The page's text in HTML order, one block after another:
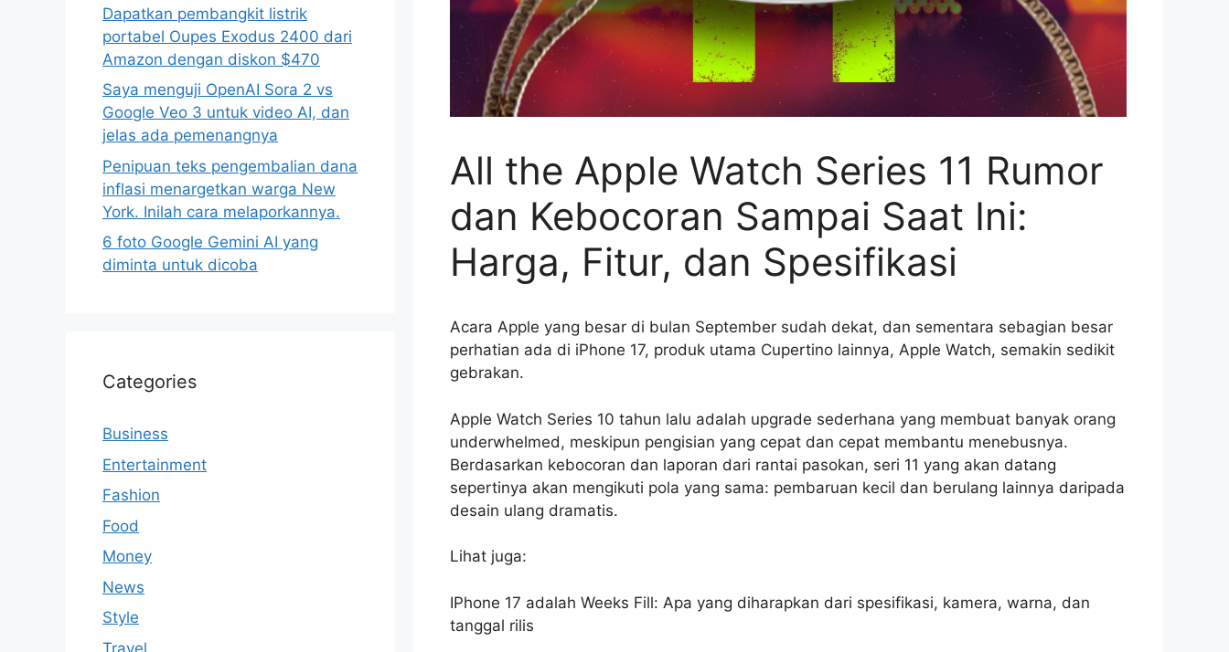
All the Apple Watch Series 11 Rumor
dan Kebocoran Sampai Saat Ini:
Harga, Fitur, dan Spesifikasi
Acara Apple yang besar di bulan September sudah dekat, dan sementara sebagian besar
perhatian ada di iPhone 17, produk utama Cupertino lainnya, Apple Watch, semakin sedikit
gebrakan.
Apple Watch Series 10 tahun lalu adalah upgrade sederhana yang membuat banyak orang
underwhelmed, meskipun pengisian yang cepat dan cepat membantu menebusnya.
Berdasarkan kebocoran dan laporan dari rantai pasokan, seri 11 yang akan datang
sepertinya akan mengikuti pola yang sama: pembaruan kecil dan berulang lainnya daripada
desain ulang dramatis.
Lihat juga:
IPhone 17 adalah Weeks Fill: Apa yang diharapkan dari spesifikasi, kamera, warna, dan
tanggal rilis
Dapatkan pembangkit listrik
portabel Oupes Exodus 2400 dari
Amazon dengan diskon $470
Saya menguji OpenAI Sora 2 vs
Google Veo 3 untuk video AI, dan
jelas ada pemenangnya
Penipuan teks pengembalian dana
inflasi menargetkan warga New
York. Inilah cara melaporkannya.
6 foto Google Gemini AI yang
diminta untuk dicoba
Categories
Business
Entertainment
Fashion
Food
Money
News
Style
Travel